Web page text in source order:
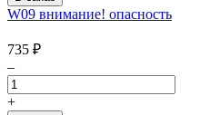
W09 внимание! опасность
735 ₽
–
+